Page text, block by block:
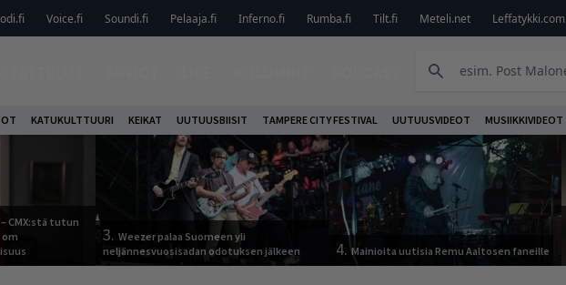
Voice.fi Soundi.fi Pelaaja.fi Inferno.fi Rumba.fi Tilt.fi Meteli.net Leffatykki.com
KATUKULTTUURI KEIKAT UUTUUSBIISIT TAMPERE CITY FESTIVAL UUTUUSVIDEOT MUSIIKKIVIDEOT
CMX:stä tutun
om
3. Weezer palaa Suomeen yli
neljännesvuosisadan odotuksen jälkeen
4.Mainioita uutisia Remu Aaltosen faneille